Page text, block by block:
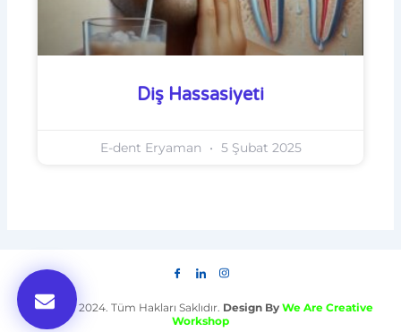
Diş Hassasiyeti
E-dent Eryaman 5 Şubat 2025
E-dent © 2024. Tüm Hakları Saklıdır. Design By We Are Creative
Workshop